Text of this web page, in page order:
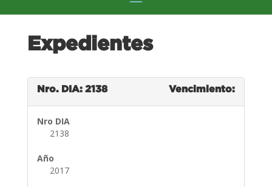
Expedientes
Nro. DIA: 2138 Vencimiento:
Nro DIA
2138
Año
2017